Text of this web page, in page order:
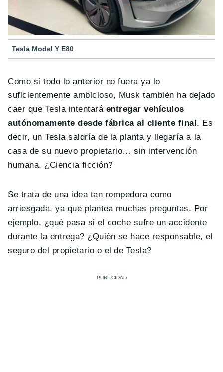
Tesla Model Y E80
Como si todo lo anterior no fuera ya lo
suficientemente ambicioso, Musk también ha dejado
caer que Tesla intentará entregar vehículos
autónomamente desde fábrica al cliente final. Es
decir, un Tesla saldría de la planta y llegaría a la
casa de su nuevo propietario… sin intervención
humana. ¿Ciencia ficción?
Se trata de una idea tan rompedora como
arriesgada, ya que plantea muchas preguntas. Por
ejemplo, ¿qué pasa si el coche sufre un accidente
durante la entrega? ¿Quién se hace responsable, el
seguro del propietario o el de Tesla?